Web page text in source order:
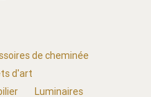
de cheminée
d'art
Luminaires